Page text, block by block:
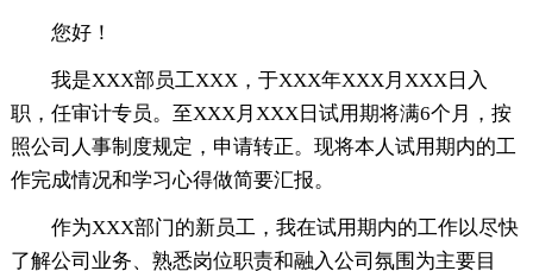
您好！
我是XXX部员工XXX，于XXX年XXX月XXX日入
职，任审计专员。至XXX月XXX日试用期将满6个月，按
照公司人事制度规定，申请转正。现将本人试用期内的工
作完成情况和学习心得做简要汇报。
作为XXX部门的新员工，我在试用期内的工作以尽快
了解公司业务、熟悉岗位职责和融入公司氛围为主要目